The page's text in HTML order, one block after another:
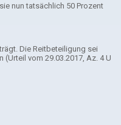
nun tatsächlich 50 Prozent
Die Reitbeteiligung sei
vom 29.03.2017, Az. 4 U